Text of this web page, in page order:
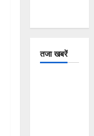
तजा खबरें